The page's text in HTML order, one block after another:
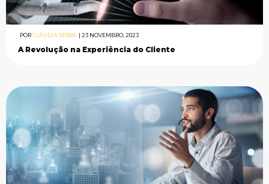
PORCLÁUDIA SERRA 23 NOVEMBRO, 2023
A Revolução na Experiência do Cliente